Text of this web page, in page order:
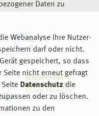
Daten zu
Webanalyse Ihre Nutzer-
darf oder nicht.
gespeichert, so dass
Seite nicht erneut gefragt
Datenschutz die
oder zu löschen.
zu den